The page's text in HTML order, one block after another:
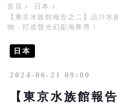
首頁
日本
【東京水族館報告之二】品川水
物，打造聲光幻影海豚秀！
日本
2024-06-21 09:00
【東京水族館報